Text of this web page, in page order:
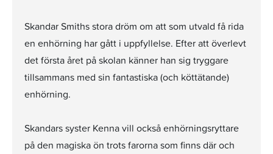
Skandar Smiths stora dröm om att som utvald få rida
en enhörning har gått i uppfyllelse. Efter att överlevt
det första året på skolan känner han sig tryggare
tillsammans med sin fantastiska (och köttätande)
enhörning.
Skandars syster Kenna vill också enhörningsryttare
på den magiska ön trots farorna som finns där och